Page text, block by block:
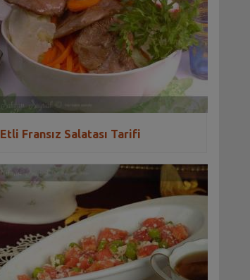
Etli Fransız Salatası Tarifi